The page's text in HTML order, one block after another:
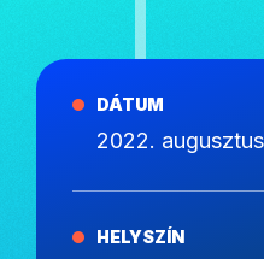
DÁTUM
2022.
HELYSZÍN